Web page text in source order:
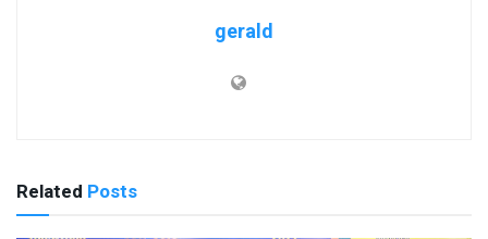
gerald
Related Posts